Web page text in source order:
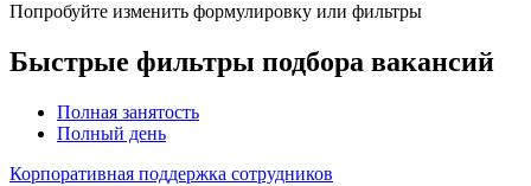
Попробуйте изменить формулировку или фильтры
Быстрые фильтры подбора вакансий
Полная занятость
Полный день
Корпоративная поддержка сотрудников